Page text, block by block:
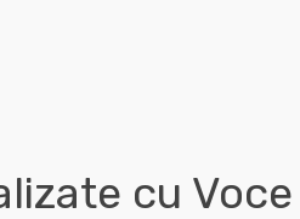
cu Voce